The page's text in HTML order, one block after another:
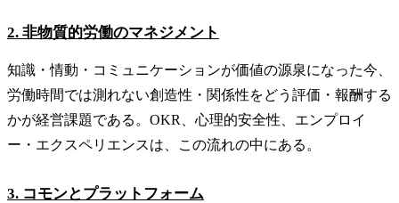
2. 非物質的労働のマネジメント
知識・情動・コミュニケーションが価値の源泉になった今、
労働時間では測れない創造性・関係性をどう評価・報酬する
かが経営課題である。OKR、心理的安全性、エンプロイ
ー・エクスペリエンスは、この流れの中にある。
3. コモンとプラットフォーム